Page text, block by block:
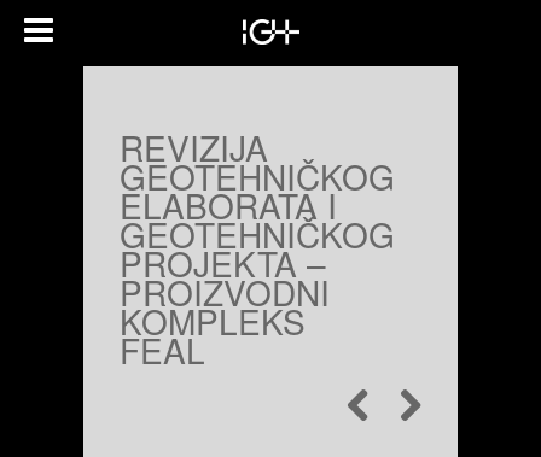
REVIZIJA
GEOTEHNIČKOG
ELABORATA I
GEOTEHNIČKOG
PROJEKTA –
PROIZVODNI
KOMPLEKS
FEAL